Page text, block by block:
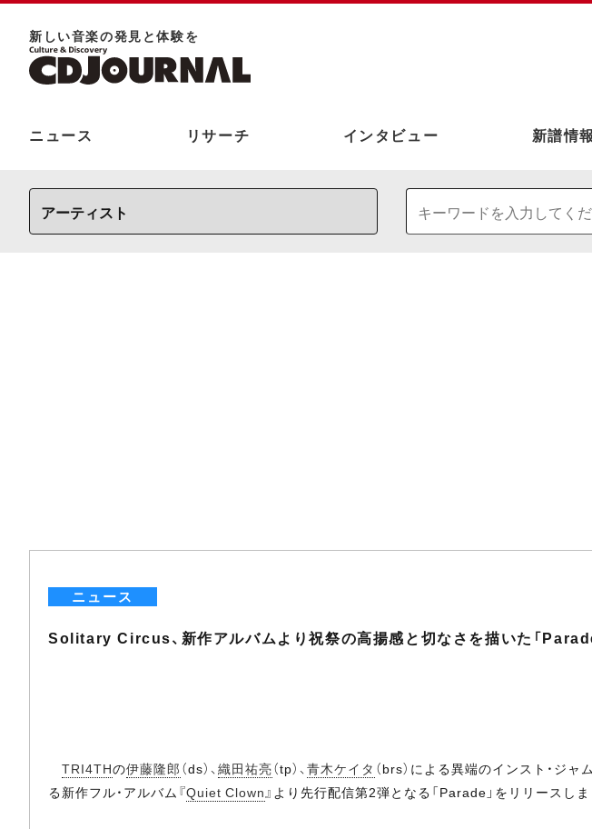
新しい⾳楽の発⾒と体験を
ニュース リサーチ インタビュー 新譜情報
ニュース
Solitary Circus、新作アルバムより祝祭の高揚感と切なさを描いた「
TRI4THの伊藤隆郎 （ds）、織田祐亮（tp）、青木ケイタ （brs）による異端のインスト・ジャム
る新作フル・アルバム『Quiet Clown』より先行配信第2弾となる「Parade」をリリースしま